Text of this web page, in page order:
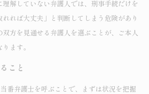
理解していない弁護人では、刑事手続だけを
れれば大丈夫」と判断してしまう危険があり
双方を見通せる弁護人を選ぶことが、ご本人
ます。
こと
番弁護士を呼ぶことで、まずは状況を把握